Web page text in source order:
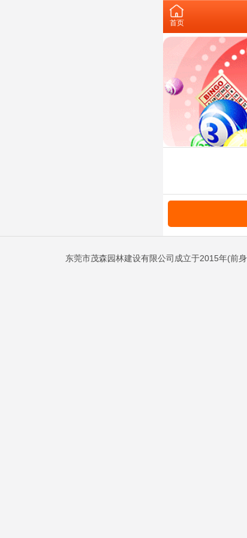
首页
东莞市茂森园林建设有限公司成立于2015年(前